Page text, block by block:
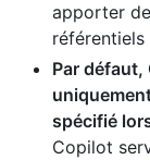
apporter
référentiels
Par défaut,
spécifié
Copilot